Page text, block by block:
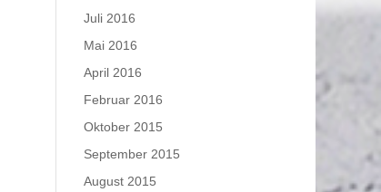
Juli 2016
Mai 2016
April 2016
Februar 2016
Oktober 2015
September 2015
August 2015